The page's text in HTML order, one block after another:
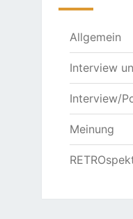
Allgemein
Interview
Interview/
Meinung